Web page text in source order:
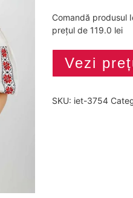
Comandă produsul
prețul de 119.0 lei
Vezi
SKU: iet-3754